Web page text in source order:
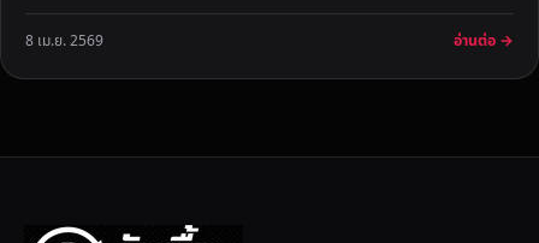
8 เม.ย. 2569 อ่านต่อ →